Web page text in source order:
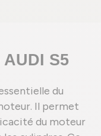
S5
du
Il permet
du moteur